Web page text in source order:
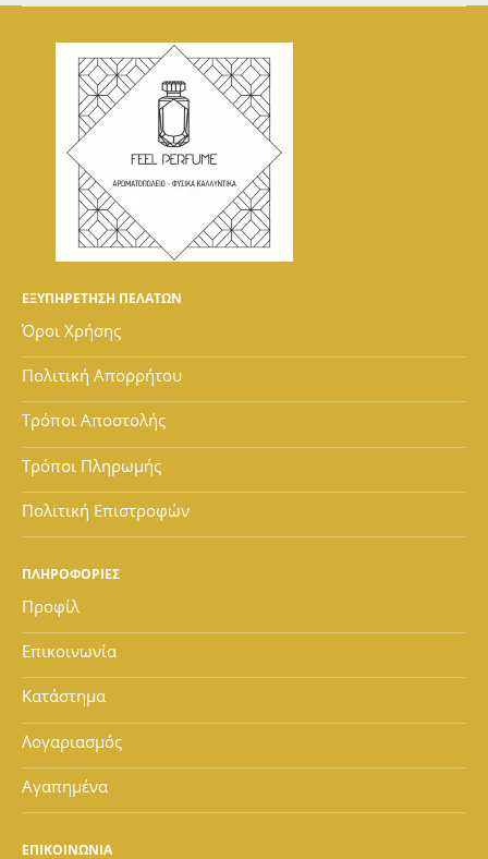
ΕΞΥΠΗΡΕΤΗΣΗ ΠΕΛΑΤΩΝ
Όροι Χρήσης
Πολιτική Απορρήτου
Τρόποι Αποστολής
Τρόποι Πληρωμής
Πολιτική Επιστροφών
ΠΛΗΡΟΦΟΡΙΕΣ
Προφίλ
Επικοινωνία
Κατάστημα
Λογαριασμός
Αγαπημένα
ΕΠΙΚΟΙΝΩΝΙΑ